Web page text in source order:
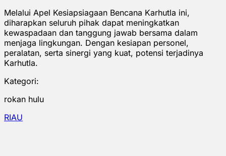
Melalui Apel Kesiapsiagaan Bencana Karhutla ini,
diharapkan seluruh pihak dapat meningkatkan
kewaspadaan dan tanggung jawab bersama dalam
menjaga lingkungan. Dengan kesiapan personel,
peralatan, serta sinergi yang kuat, potensi terjadinya
Karhutla.
Kategori:
rokan hulu
RIAU